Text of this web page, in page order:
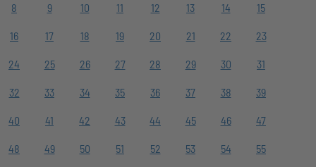
8 9 10 11 12 13 14 15
16 17 18 19 20 21 22 23
24 25 26 27 28 29 30 31
32 33 34 35 36 37 38 39
40 41 42 43 44 45 46 47
48 49 50 51 52 53 54 55